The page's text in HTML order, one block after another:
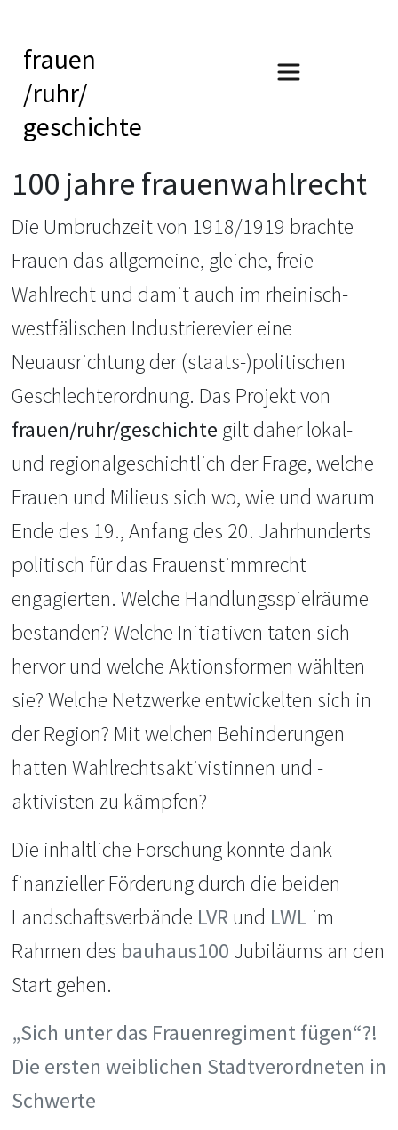
frauen
/ruhr/
geschichte
100 jahre frauenwahlrecht
Die Umbruchzeit von 1918/1919 brachte
Frauen das allgemeine, gleiche, freie
Wahlrecht und damit auch im rheinisch-
westfälischen Industrierevier eine
Neuausrichtung der (staats-)politischen
Geschlechterordnung. Das Projekt von
frauen/ruhr/geschichte gilt daher lokal-
und regionalgeschichtlich der Frage, welche
Frauen und Milieus sich wo, wie und warum
Ende des 19., Anfang des 20. Jahrhunderts
politisch für das Frauenstimmrecht
engagierten. Welche Handlungsspielräume
bestanden? Welche Initiativen taten sich
hervor und welche Aktionsformen wählten
sie? Welche Netzwerke entwickelten sich in
der Region? Mit welchen Behinderungen
hatten Wahlrechtsaktivistinnen und -
aktivisten zu kämpfen?
Die inhaltliche Forschung konnte dank
finanzieller Förderung durch die beiden
Landschaftsverbände LVRund LWL im
Rahmen des bauhaus100 Jubiläums an den
Start gehen.
„Sich unter das Frauenregiment fügen“?!
Die ersten weiblichen Stadtverordneten in
Schwerte